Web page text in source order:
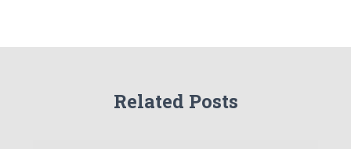
Related Posts